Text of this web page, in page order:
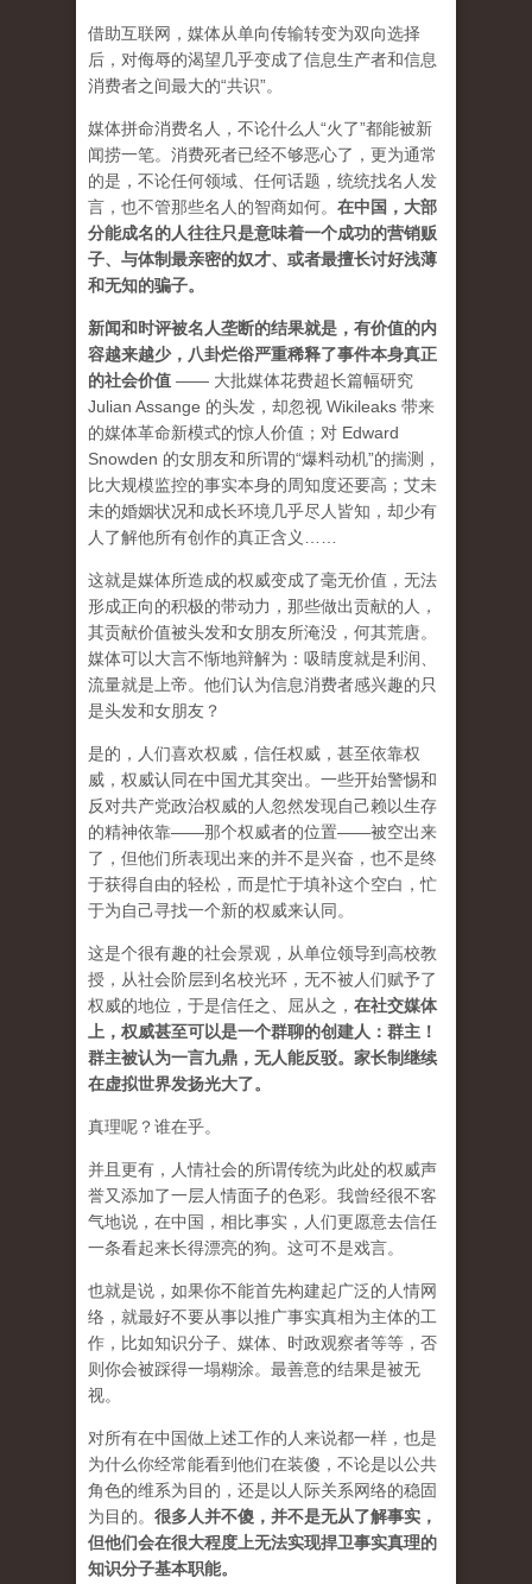
借助互联网，媒体从单向传输转变为双向选择
后，对侮辱的渴望几乎变成了信息生产者和信息
消费者之间最大的“共识”。
媒体拼命消费名人，不论什么人“火了”都能被新
闻捞一笔。消费死者已经不够恶心了，更为通常
的是，不论任何领域、任何话题，统统找名人发
言，也不管那些名人的智商如何。 在中国，大部
分能成名的人往往只是意味着一个成功的营销贩
子、与体制最亲密的奴才、或者最擅长讨好浅薄
和无知的骗子。
新闻和时评被名人垄断的结果就是，有价值的内
容越来越少，八卦烂俗严重稀释了事件本身真正
的社会价值 —— 大批媒体花费超长篇幅研究
Julian Assange 的头发，却忽视 Wikileaks 带来
的媒体革命新模式的惊人价值；对 Edward
Snowden 的女朋友和所谓的“爆料动机”的揣测，
比大规模监控的事实本身的周知度还要高；艾未
未的婚姻状况和成长环境几乎尽人皆知，却少有
人了解他所有创作的真正含义……
这就是媒体所造成的权威变成了毫无价值，无法
形成正向的积极的带动力，那些做出贡献的人，
其贡献价值被头发和女朋友所淹没，何其荒唐。
媒体可以大言不惭地辩解为：吸睛度就是利润、
流量就是上帝。他们认为信息消费者感兴趣的只
是头发和女朋友？
是的，人们喜欢权威，信任权威，甚至依靠权
威，权威认同在中国尤其突出。一些开始警惕和
反对共产党政治权威的人忽然发现自己赖以生存
的精神依靠——那个权威者的位置——被空出来
了，但他们所表现出来的并不是兴奋，也不是终
于获得自由的轻松，而是忙于填补这个空白，忙
于为自己寻找一个新的权威来认同。
这是个很有趣的社会景观，从单位领导到高校教
授，从社会阶层到名校光环，无不被人们赋予了
权威的地位，于是信任之、屈从之， 在社交媒体
上，权威甚至可以是一个群聊的创建人：群主！
群主被认为一言九鼎，无人能反驳。家长制继续
在虚拟世界发扬光大了。
真理呢？谁在乎。
并且更有，人情社会的所谓传统为此处的权威声
誉又添加了一层人情面子的色彩。我曾经很不客
气地说，在中国，相比事实，人们更愿意去信任
一条看起来长得漂亮的狗。这可不是戏言。
也就是说，如果你不能首先构建起广泛的人情网
络，就最好不要从事以推广事实真相为主体的工
作，比如知识分子、媒体、时政观察者等等，否
则你会被踩得一塌糊涂。最善意的结果是被无
视。
对所有在中国做上述工作的人来说都一样，也是
为什么你经常能看到他们在装傻，不论是以公共
角色的维系为目的，还是以人际关系网络的稳固
为目的。 很多人并不傻，并不是无从了解事实，
但他们会在很大程度上无法实现捍卫事实真理的
知识分子基本职能。